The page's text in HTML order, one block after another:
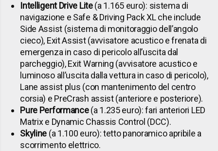
Intelligent Drive Lite(a 1.165 euro): sistema di
navigazione e Safe & Driving Pack XL che include
Side Assist (sistema di monitoraggio dell’angolo
cieco), Exit Assist (avvisatore acustico e frenata di
emergenza in caso di pericolo all’uscita dal
parcheggio), Exit Warning (avvisatore acustico e
luminoso all’uscita dalla vettura in caso di pericolo),
Lane assist plus (con mantenimento del centro
corsia) e PreCrash assist (anteriore e posteriore).
Pure Performance(a 1.235 euro): fari anteriori LED
Matrix e Dynamic Chassis Control (DCC).
Skyline (a 1.100 euro): tetto panoramico apribile a
scorrimento elettrico.